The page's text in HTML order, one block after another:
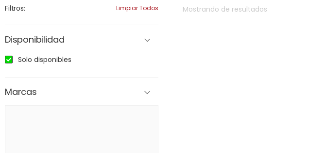
Mostrando de resultados
Filtros: Limpiar Todos
Disponibilidad
Solo disponibles
Marcas